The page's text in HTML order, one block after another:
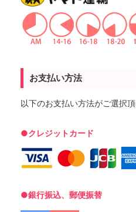
お支払い方法
以下のお支払い方法がご選択頂
●クレジットカード
●銀行振込、郵便振替